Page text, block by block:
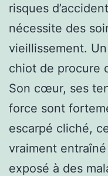
risques
nécessite des
vieillissement.
chiot de procure
Son cœur, ses
force sont
escarpé cliché,
vraiment
exposé à des